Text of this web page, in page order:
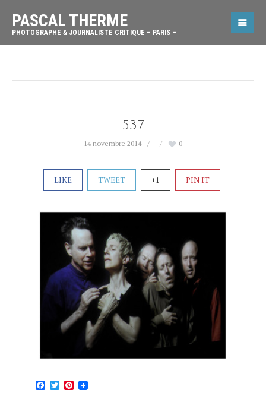
PASCAL THERME
PHOTOGRAPHE & JOURNALISTE CRITIQUE – PARIS –
537
14 novembre 2014 0
LIKE TWEET +1 PIN IT
Facebook
TwitterPinterest